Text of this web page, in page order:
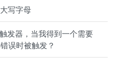
写字母
发器，当我得到一个需要
误时被触发？